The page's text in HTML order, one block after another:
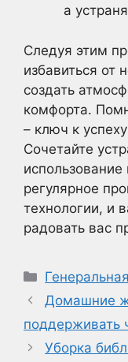
а
Следуя этим
избавиться от
создать
комфорта.
– ключ к
Сочетайте
регулярное
технологии, и
радовать вас
Рубрики
Домашние
поддерживать
Уборка